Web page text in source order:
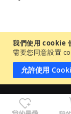
我們使用 cookie
需要您同意設置
允許使用
居家先生股份有限